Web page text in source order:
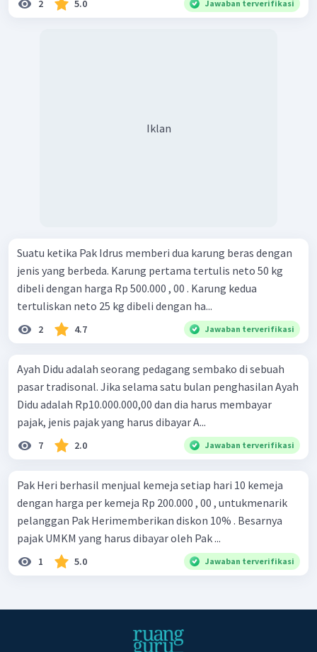
2 5.0 Jawaban terverifikasi
Iklan
Suatu ketika Pak Idrus memberi dua karung beras dengan
jenis yang berbeda. Karung pertama tertulis neto 50 kg
dibeli dengan harga Rp 500.000 , 00 . Karung kedua
tertuliskan neto 25 kg dibeli dengan ha...
2 4.7 Jawaban terverifikasi
Ayah Didu adalah seorang pedagang sembako di sebuah
pasar tradisonal. Jika selama satu bulan penghasilan Ayah
Didu adalah Rp10.000.000,00 dan dia harus membayar
pajak, jenis pajak yang harus dibayar A...
7 2.0 Jawaban terverifikasi
Pak Heri berhasil menjual kemeja setiap hari 10 kemeja
dengan harga per kemeja Rp 200.000 , 00 , untukmenarik
pelanggan Pak Herimemberikan diskon 10% . Besarnya
pajak UMKM yang harus dibayar oleh Pak ...
1 5.0 Jawaban terverifikasi